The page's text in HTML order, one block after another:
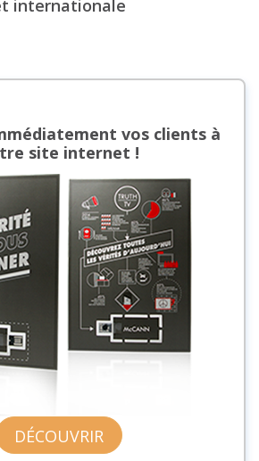
internationale
vos clients à
site internet !
DÉCOUVRIR